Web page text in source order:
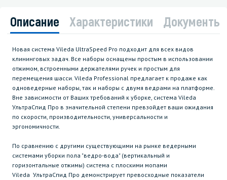
Описание Характеристики Документы
Новая система Vileda UltraSpeed Pro подходит для всех видов
клининговых задач. Все наборы оснащены простым в использовании
отжимом, встроенными держателями ручек и простым для
перемещения шасси. Vileda Professional предлагает к продаже как
одноведерные наборы, так и наборы с двумя ведрами на платформе.
Вне зависимости от Ваших требований к уборке, система Vileda
УльтраСпид Про в значительной степени превзойдет ваши ожидания
по скорости, производительности, универсальности и
эргономичности.
По сравнению с другими существующими на рынке ведерными
системами уборки пола "ведро-вода" (вертикальный и
горизонтальные отжимы) система с плоскими мопами
Vileda УльтраСпид Про демонстрирует превосходные показатели